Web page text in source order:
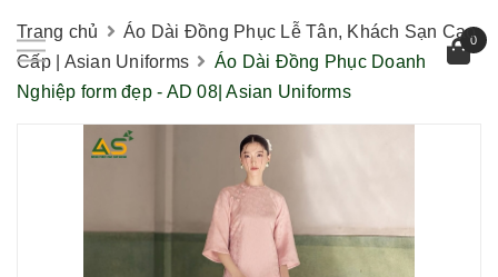
0
Trang chủ
Áo Dài Đồng Phục Lễ Tân, Khách Sạn Cao
Cấp | Asian Uniforms
Áo Dài Đồng Phục Doanh
Nghiệp form đẹp - AD 08| Asian Uniforms